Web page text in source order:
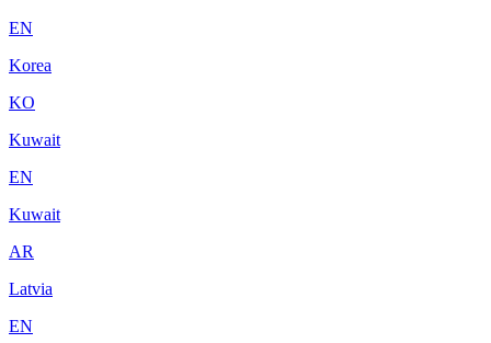
EN
Korea
KO
Kuwait
EN
Kuwait
AR
Latvia
EN